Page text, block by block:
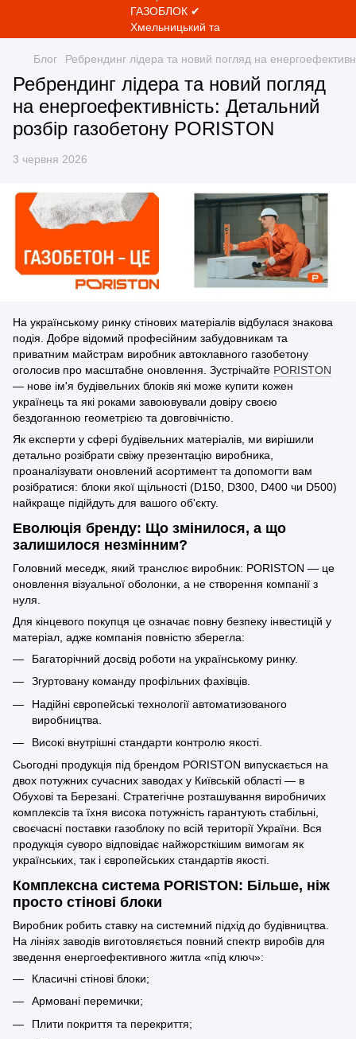
Блог Ребрендинг лідера та новий погляд на
Ребрендинг лідера та новий погляд
на енергоефективність: Детальний
розбір газобетону PORISTON
3 червня 2026
На українському ринку стінових матеріалів відбулася знакова
подія. Добре відомий професійним забудовникам та
приватним майстрам виробник автоклавного газобетону
оголосив про масштабне оновлення. Зустрічайте PORISTON
— нове ім'я будівельних блоків які може купити кожен
українець та які роками завоювували довіру своєю
бездоганною геометрією та довговічністю.
Як експерти у сфері будівельних матеріалів, ми вирішили
детально розібрати свіжу презентацію виробника,
проаналізувати оновлений асортимент та допомогти вам
розібратися: блоки якої щільності (D150, D300, D400 чи D500)
найкраще підійдуть для вашого об'єкту.
Еволюція бренду: Що змінилося, а що
залишилося незмінним?
Головний меседж, який транслює виробник: PORISTON — це
оновлення візуальної оболонки, а не створення компанії з
нуля.
Для кінцевого покупця це означає повну безпеку інвестицій у
матеріал, адже компанія повністю зберегла:
Багаторічний досвід роботи на українському ринку.
Згуртовану команду профільних фахівців.
Надійні європейські технології автоматизованого
виробництва.
Високі внутрішні стандарти контролю якості.
Сьогодні продукція під брендом PORISTON випускається на
двох потужних сучасних заводах у Київській області — в
Обухові та Березані. Стратегічне розташування виробничих
комплексів та їхня висока потужність гарантують стабільні,
своєчасні поставки газоблоку по всій території України. Вся
продукція суворо відповідає найжорсткішим вимогам як
українських, так і європейських стандартів якості.
Комплексна система PORISTON: Більше, ніж
просто стінові блоки
Виробник робить ставку на системний підхід до будівництва.
На лініях заводів виготовляється повний спектр виробів для
зведення енергоефективного житла «під ключ»:
Класичні стінові блоки;
Армовані перемички;
Плити покриття та перекриття;